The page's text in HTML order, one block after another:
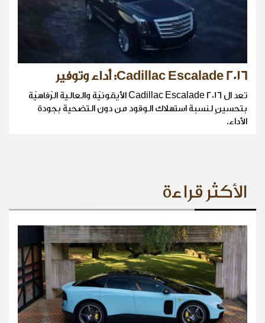
Cadillac Escalade 2016: أداء وتوفير
تعد ال Cadillac Escalade 2016 الأيقونيّة والعالية الرّفاهيّة
بتحسينٍ لنسبة استهلاك الوقود من دون التضحية بجودة
الأداء.
الأكثر قراءة